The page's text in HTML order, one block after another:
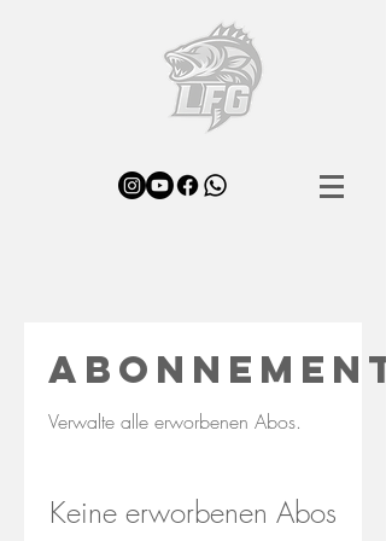
Verwalte alle erworbenen Abos.
Keine erworbenen Abos